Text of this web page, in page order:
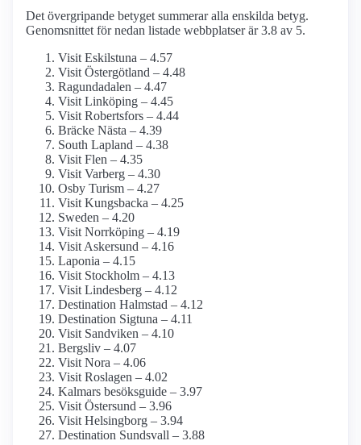
Det övergripande betyget summerar alla enskilda betyg.
Genomsnittet för nedan listade webbplatser är 3.8 av 5.
Visit Eskilstuna – 4.57
Visit Östergötland – 4.48
Ragundadalen – 4.47
Visit Linköping – 4.45
Visit Robertsfors – 4.44
Bräcke Nästa – 4.39
South Lapland – 4.38
Visit Flen – 4.35
Visit Varberg – 4.30
Osby Turism – 4.27
Visit Kungsbacka – 4.25
Sweden – 4.20
Visit Norrköping – 4.19
Visit Askersund – 4.16
Laponia – 4.15
Visit Stockholm – 4.13
Visit Lindesberg – 4.12
Destination Halmstad – 4.12
Destination Sigtuna – 4.11
Visit Sandviken – 4.10
Bergsliv – 4.07
Visit Nora – 4.06
Visit Roslagen – 4.02
Kalmars besöksguide – 3.97
Visit Östersund – 3.96
Visit Helsingborg – 3.94
Destination Sundsvall – 3.88